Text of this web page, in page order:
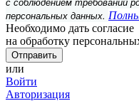
персональных данных.
Необходимо дать согласие
на обработку
или
Войти
Авторизация